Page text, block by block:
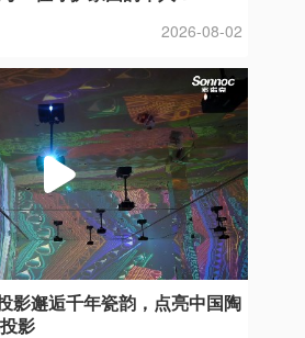
2026-08-02
影邂逅千年瓷韵，点亮中国陶
影